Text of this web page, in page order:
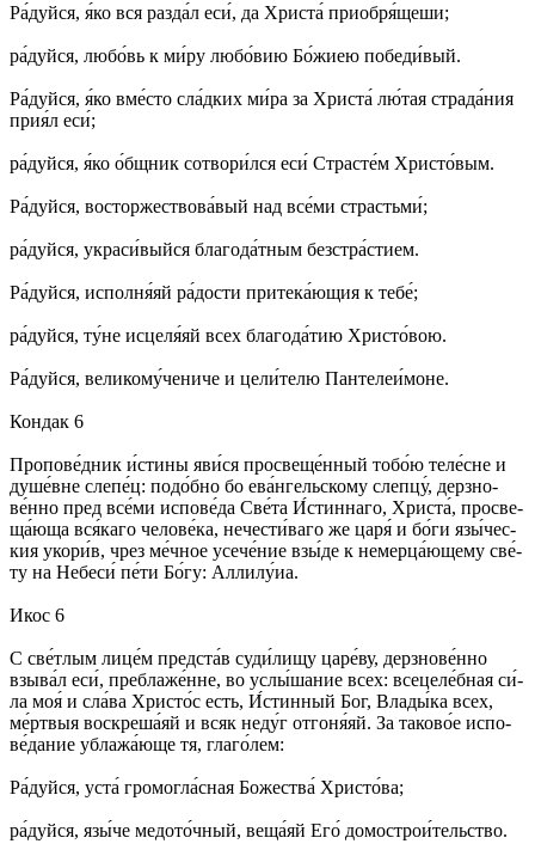
Ра́­дуй­ся, я́ко вся раз­да́л еси́, да Хри­ста́ при­об­ря́­ще­ши;
ра́­дуй­ся, лю­бо́вь к ми́­ру лю­бо́­вию Бо́­жиею по­бе­ди́­вый.
Ра́­дуй­ся, я́ко вме́с­то сла́д­ких ми́­ра за Хри­ста́ лю́­тая стра­да́­ния
при­я́л еси́;
ра́­дуй­ся, я́ко о́б­щник со­тво­ри́л­ся еси́ Стра­сте́м Хри­сто́­вым.
Ра́­дуй­ся, вос­тор­жест­во­ва́­вый над все́­ми страсть­ми́;
ра́­дуй­ся, укра­си́­вый­ся бла­го­да́т­ным без­стра́­сти­ем.
Ра́­дуй­ся, ис­пол­ня́­яй ра́­дос­ти при­те­ка́­ющия к те­бе́;
ра́­дуй­ся, ту́­не исцеля́яй всех бла­го­да́­тию Хри­сто́­вою.
Ра́­дуй­ся, ве­ли­ко­му́­че­ни­че и це­ли́­те­лю Пан­те­леи́­мо­не.
Кондак 6
Про­по­ве́д­ник и́с­ти­ны яви́­ся про­све­ще́н­ный то­бо́ю те­ле́с­не и
ду­ше́в­не сле­пе́ц: по­до́б­но бо ева́н­гельс­ко­му слеп­цу́, дерз­но­
ве́н­но пред все́­ми ис­по­ве́да Све́­та И́с­тин­на­го, Хри­ста́, про­све­
ща́­юща вся́­ка­го че­ло­ве́­ка, не­чес­ти́­ва­го же ца­ря́ и бо́­ги язы́­чес­
кия уко­ри́в, чрез ме́ч­ное усе­че́­ние взы́­де к не­мер­ца́ю­ще­му све́­
ту на Не­бе­си́ пе́­ти Бо́­гу: Алли­лу́иа.
Икос 6
С све́т­лым ли­це́м пред­ста́в су­ди́­ли­щу ца­ре́­ву, дерз­но­ве́н­но
взы­ва́л еси́, пре­бла­же́н­не, во услы́­ша­ние всех: все­це­ле́б­ная си́­
ла моя́ и сла́­ва Хрис­то́с есть, И́с­тин­ный Бог, Вла­ды́­ка всех,
ме́рт­выя воскре­ша́­яй и всяк не­ду́г от­го­ня́­яй. За та­ко­во́е ис­по­
ве́­да­ние убла­жа́­юще тя, гла­го́­лем:
Ра́­дуй­ся, ус­та́ гро­мо­гла́с­ная Бо­же­ства́ Хри­сто́­ва;
ра́­дуй­ся, язы́­че ме­до­то́ч­ный, ве­ща́яй Его́ до­мо­строи́­тель­ство.